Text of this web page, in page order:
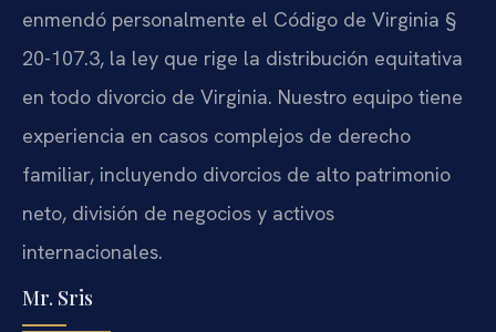
enmendó personalmente el Código de Virginia §
20-107.3, la ley que rige la distribución equitativa
en todo divorcio de Virginia. Nuestro equipo tiene
experiencia en casos complejos de derecho
familiar, incluyendo divorcios de alto patrimonio
neto, división de negocios y activos
internacionales.
Mr. Sris